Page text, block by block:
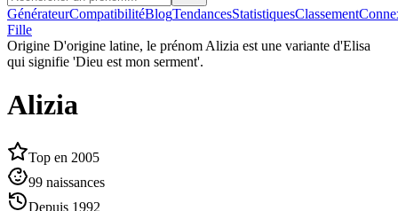
GénérateurCompatibilitéBlogTendancesStatistiquesClassement
Fille
Origine D'origine latine, le prénom Alizia est une variante d'Elisa
qui signifie 'Dieu est mon serment'.
Alizia
Top en 2005
99 naissances
Depuis 1992